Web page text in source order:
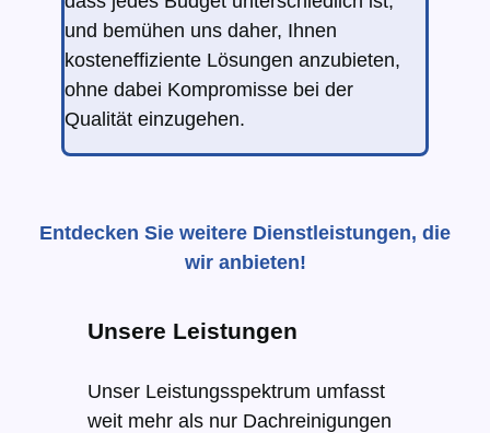
und bemühen uns daher, Ihnen
kosteneffiziente Lösungen anzubieten,
ohne dabei Kompromisse bei der
Qualität einzugehen.
Entdecken Sie weitere Dienstleistungen, die
wir anbieten!
Unsere Leistungen
Unser Leistungsspektrum umfasst
weit mehr als nur Dachreinigungen